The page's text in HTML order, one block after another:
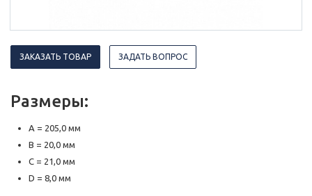
ЗАКАЗАТЬ ТОВАР ЗАДАТЬ ВОПРОС
Размеры:
A = 205,0 мм
B = 20,0 мм
C = 21,0 мм
D = 8,0 мм